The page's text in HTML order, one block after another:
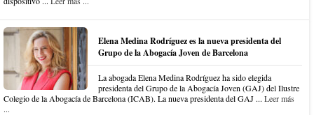
Elena Medina Rodríguez es la nueva presidenta del
Grupo de la Abogacía Joven de Barcelona
La abogada Elena Medina Rodríguez ha sido elegida
presidenta del Grupo de la Abogacía Joven (GAJ) del Ilustre
Colegio de la Abogacía de Barcelona (ICAB). La nueva presidenta del GAJ ... Leer más
...